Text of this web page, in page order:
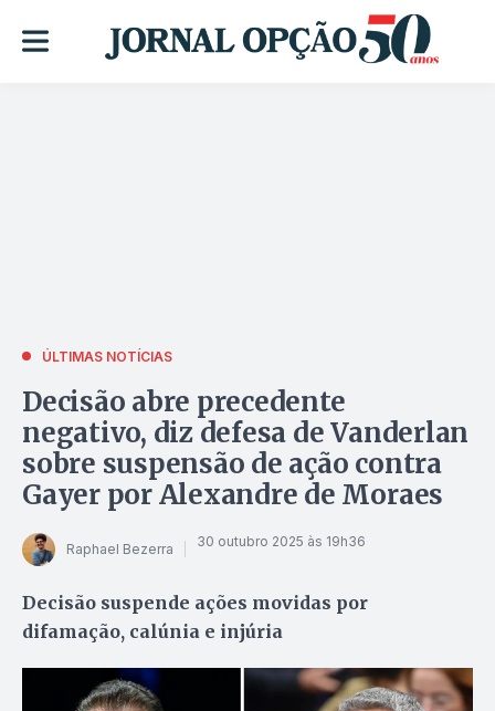
ÚLTIMAS NOTÍCIAS
Decisão abre precedente
negativo, diz defesa de Vanderlan
sobre suspensão de ação contra
Gayer por Alexandre de Moraes
Raphael Bezerra 30 outubro 2025 às 19h36
Decisão suspende ações movidas por
difamação, calúnia e injúria